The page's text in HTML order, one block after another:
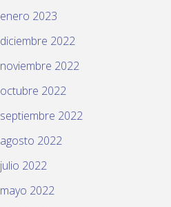
enero 2023
diciembre 2022
noviembre 2022
octubre 2022
septiembre 2022
agosto 2022
julio 2022
mayo 2022